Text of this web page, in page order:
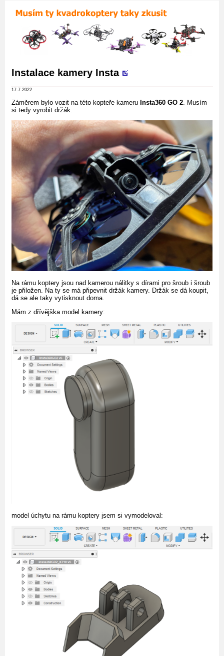
Instalace kamery Insta
17.7.2022
Záměrem bylo vozit na této kopteře kameru Insta360 GO 2 . Musím
si tedy vyrobit držák.
Na rámu koptery jsou nad kamerou nálitky s dírami pro šroub i šroub
je přiložen. Na ty se má připevnit držák kamery. Držák se dá koupit,
dá se ale taky vytisknout doma.
Mám z dřívějška model kamery:
model úchytu na rámu koptery jsem si vymodeloval: